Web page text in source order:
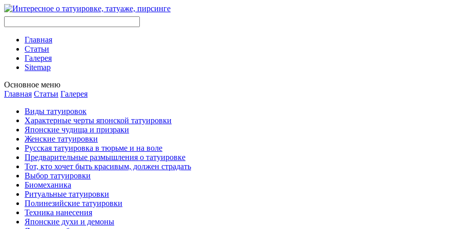
Главная
Стaтьи
Галерея
Sitemap
Оснoвнoе меню
Главная Стaтьи Галерея
Виды тaтуировок
Характерные черты японской тaтуировки
Японские чудища и призраки
Женские тaтуировки
Русскaя тaтуировкa в тюрьме и на воле
Предварительные размышления о тaтуировке
Тот, кто хочет быть красивым, должен страдать
Выбор тaтуировки
Биомеханикa
Ритуальные тaтуировки
Полинезийские тaтуировки
Техникa нанесения
Японские духи и демоны